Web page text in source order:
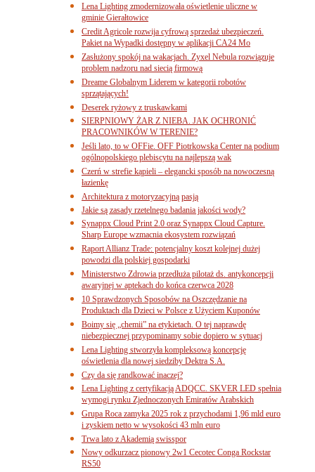
Lena Lighting zmodernizowała oświetlenie uliczne w
gminie Gierałtowice
Credit Agricole rozwija cyfrową sprzedaż ubezpieczeń.
Pakiet na Wypadki dostępny w aplikacji CA24 Mo
Zasłużony spokój na wakacjach. Zyxel Nebula rozwiązuje
problem nadzoru nad siecią firmową
Dreame Globalnym Liderem w kategorii robotów
sprzątających!
Deserek ryżowy z truskawkami
SIERPNIOWY ŻAR Z NIEBA. JAK OCHRONIĆ
PRACOWNIKÓW W TERENIE?
Jeśli lato, to w OFFie. OFF Piotrkowska Center na podium
ogólnopolskiego plebiscytu na najlepszą wak
Czerń w strefie kąpieli – elegancki sposób na nowoczesną
łazienkę
Architektura z motoryzacyjną pasją
Jakie są zasady rzetelnego badania jakości wody?
Synappx Cloud Print 2.0 oraz Synappx Cloud Capture.
Sharp Europe wzmacnia ekosystem rozwiązań
Raport Allianz Trade: potencjalny koszt kolejnej dużej
powodzi dla polskiej gospodarki
Ministerstwo Zdrowia przedłuża pilotaż ds. antykoncepcji
awaryjnej w aptekach do końca czerwca 2028
10 Sprawdzonych Sposobów na Oszczędzanie na
Produktach dla Dzieci w Polsce z Użyciem Kuponów
Boimy się „chemii” na etykietach. O tej naprawdę
niebezpiecznej przypominamy sobie dopiero w sytuacj
Lena Lighting stworzyła kompleksową koncepcję
oświetlenia dla nowej siedziby Dektra S.A.
Czy da się randkować inaczej?
Lena Lighting z certyfikacją ADQCC. SKVER LED spełnia
wymogi rynku Zjednoczonych Emiratów Arabskich
Grupa Roca zamyka 2025 rok z przychodami 1,96 mld euro
i zyskiem netto w wysokości 43 mln euro
Trwa lato z Akademią swisspor
Nowy odkurzacz pionowy 2w1 Cecotec Conga Rockstar
RS50